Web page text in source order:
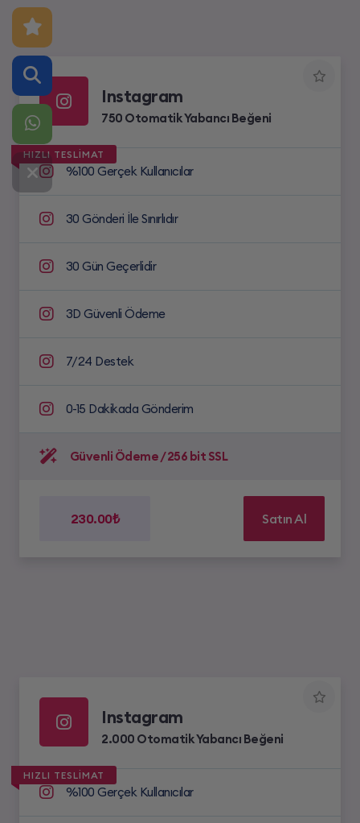
Instagram
750 Otomatik Yabancı Beğeni
HIZLI TESLİMAT
%100 Gerçek Kullanıcılar
30 Gönderi İle Sınırlıdır
30 Gün Geçerlidir
3D Güvenli Ödeme
7/24 Destek
0-15 Dakikada Gönderim
Güvenli Ödeme / 256 bit SSL
230.00₺ Satın Al
Instagram
2.000 Otomatik Yabancı Beğeni
HIZLI TESLİMAT
%100 Gerçek Kullanıcılar